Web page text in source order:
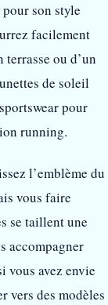
son style
facilement
ou d’un
de soleil
pour
running.
l’emblème du
vous faire
se taillent une
accompagner
vous avez envie
vers des modèles